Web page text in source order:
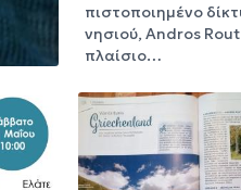
πιστοποιημένο
νησιού, Andros
πλαίσιο…